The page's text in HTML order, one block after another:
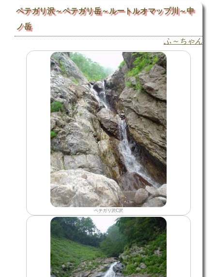
ペテガリ沢～ペテガリ岳～ルートルオマップ川～中
ノ岳
ふ～ちゃん
ペテガリ沢C沢